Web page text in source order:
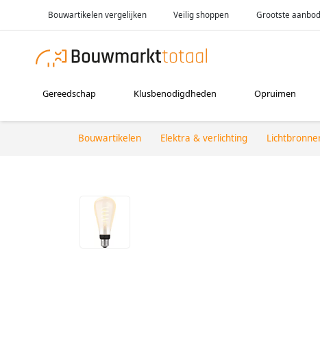
Bouwartikelen vergelijken Veilig shoppen Grootste
Gereedschap Klusbenodigdheden Opruimen
Bouwartikelen Elektra & verlichting